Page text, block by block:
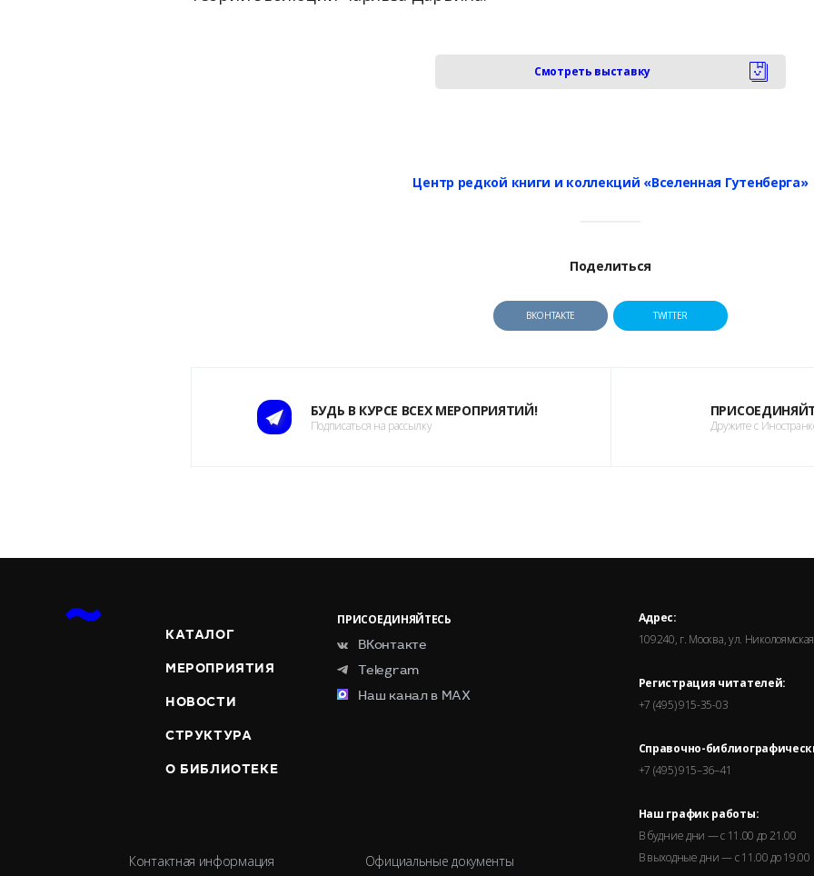
Смотреть выставку
Центр редкой книги и коллекций «Вселенная Гутенберга»
Поделиться
ВКОНТАКТЕ TWITTER
БУДЬ В КУРСЕ ВСЕХ МЕРОПРИЯТИЙ!
Подписаться на рассылку Дружите с
КАТАЛОГ
МЕРОПРИЯТИЯ
НОВОСТИ
СТРУКТУРА
О БИБЛИОТЕКЕ
ПРИСОЕДИНЯЙТЕСЬ
ВКонтакте
Telegram
Наш канал в MAX
Контактная информация Официальные документы
Адрес:
109240, г. Москва, ул.
Регистрация читателей:
+7 (495) 915-35-03
Справочно-
+7 (495) 915–36–41
Наш график работы:
В будние дни — с 11.00 до 21.00
В выходные дни — с 11.00 до 19.00